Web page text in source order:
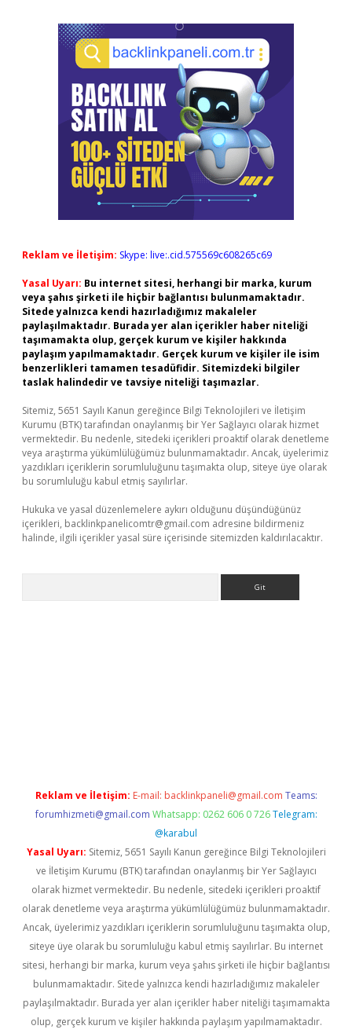
Reklam ve İletişim: Skype: live:.cid.575569c608265c69
Yasal Uyarı: Bu internet sitesi, herhangi bir marka, kurum
veya şahıs şirketi ile hiçbir bağlantısı bulunmamaktadır.
Sitede yalnızca kendi hazırladığımız makaleler
paylaşılmaktadır. Burada yer alan içerikler haber niteliği
taşımamakta olup, gerçek kurum ve kişiler hakkında
paylaşım yapılmamaktadır. Gerçek kurum ve kişiler ile isim
benzerlikleri tamamen tesadüfidir. Sitemizdeki bilgiler
taslak halindedir ve tavsiye niteliği taşımazlar.
Sitemiz, 5651 Sayılı Kanun gereğince Bilgi Teknolojileri ve İletişim
Kurumu (BTK) tarafından onaylanmış bir Yer Sağlayıcı olarak hizmet
vermektedir. Bu nedenle, sitedeki içerikleri proaktif olarak denetleme
veya araştırma yükümlülüğümüz bulunmamaktadır. Ancak, üyelerimiz
yazdıkları içeriklerin sorumluluğunu taşımakta olup, siteye üye olarak
bu sorumluluğu kabul etmiş sayılırlar.
Hukuka ve yasal düzenlemelere aykırı olduğunu düşündüğünüz
içerikleri, backlinkpanelicomtr@gmail.com adresine bildirmeniz
halinde, ilgili içerikler yasal süre içerisinde sitemizden kaldırılacaktır.
Reklam ve İletişim: E-mail: backlinkpaneli@gmail.com Teams:
forumhizmeti@gmail.com Whatsapp: 0262 606 0 726 Telegram:
@karabul
Yasal Uyarı: Sitemiz, 5651 Sayılı Kanun gereğince Bilgi Teknolojileri
ve İletişim Kurumu (BTK) tarafından onaylanmış bir Yer Sağlayıcı
olarak hizmet vermektedir. Bu nedenle, sitedeki içerikleri proaktif
olarak denetleme veya araştırma yükümlülüğümüz bulunmamaktadır.
Ancak, üyelerimiz yazdıkları içeriklerin sorumluluğunu taşımakta olup,
siteye üye olarak bu sorumluluğu kabul etmiş sayılırlar. Bu internet
sitesi, herhangi bir marka, kurum veya şahıs şirketi ile hiçbir bağlantısı
bulunmamaktadır. Sitede yalnızca kendi hazırladığımız makaleler
paylaşılmaktadır. Burada yer alan içerikler haber niteliği taşımamakta
olup, gerçek kurum ve kişiler hakkında paylaşım yapılmamaktadır.